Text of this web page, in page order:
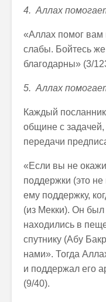
4. Аллах
«Аллах помог вам
слабы. Бойтесь
благодарны» (3/
5. Аллах
Каждый
общине с
передачи
«Если вы не
поддержки (это
ему поддержку,
(из Мекки). Он был
находились в
спутнику (Абу
нами». Тогда
и поддержал его
(9/40).